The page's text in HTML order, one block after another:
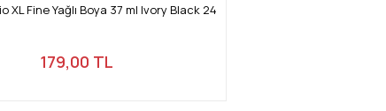
XL Fine Yağlı Boya 37 ml Ivory Black 24
179,00 TL